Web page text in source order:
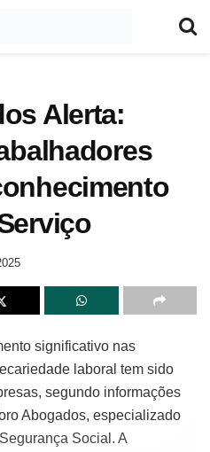
Alerta:
significativo nas
laboral tem sido
segundo informações
Abogados, especializado
Social. A